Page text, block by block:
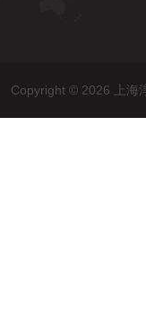
Copyright © 2026 上